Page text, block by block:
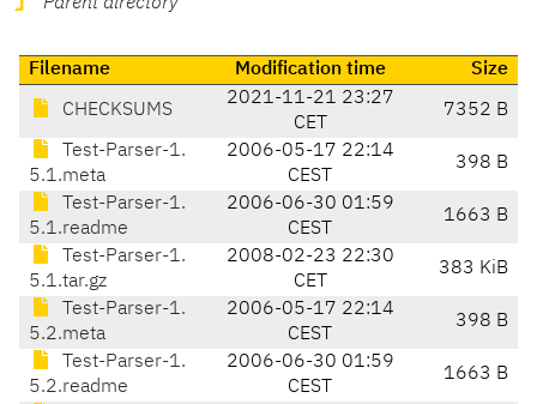
Filename Modification time Size
CHECKSUMS
2021-11-21 23:27
CET
7352 B
Test-Parser-1.
5.1.meta
2006-05-17 22:14
CEST
398 B
Test-Parser-1.
5.1.readme
2006-06-30 01:59
CEST
1663 B
Test-Parser-1.
5.1.tar.gz
2008-02-23 22:30
CET
383 KiB
Test-Parser-1.
5.2.meta
2006-05-17 22:14
CEST
398 B
Test-Parser-1.
5.2.readme
2006-06-30 01:59
CEST
1663 B